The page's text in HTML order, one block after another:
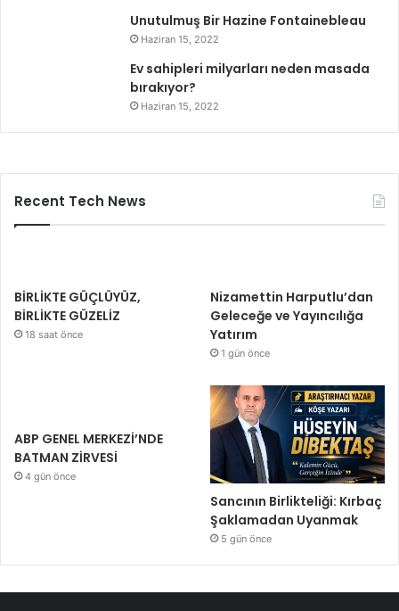
Unutulmuş Bir Hazine Fontainebleau
Haziran 15, 2022
Ev sahipleri milyarları neden masada
bırakıyor?
Haziran 15, 2022
Recent Tech News
BİRLİKTE GÜÇLÜYÜZ,
BİRLİKTE GÜZELİZ
18 saat önce
Nizamettin Harputlu’dan
Geleceğe ve Yayıncılığa
Yatırım
1 gün önce
ABP GENEL MERKEZİ’NDE
BATMAN ZİRVESİ
4 gün önce
Sancının Birlikteliği: Kırbaç
Şaklamadan Uyanmak
5 gün önce